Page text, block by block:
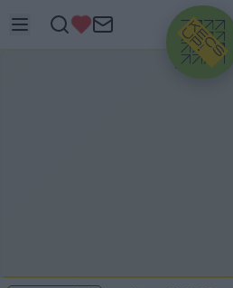
HIRDETÉS